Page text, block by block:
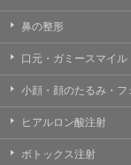
・クリニックの
対応等のサービ
・医療サービス
及び研究機関と
・サービス向上
療関連商品に関
これに付随する
鼻の整形
口元・ガミースマイル
小顔・顔のたるみ・
ヒアルロン酸注射
ボトックス注射